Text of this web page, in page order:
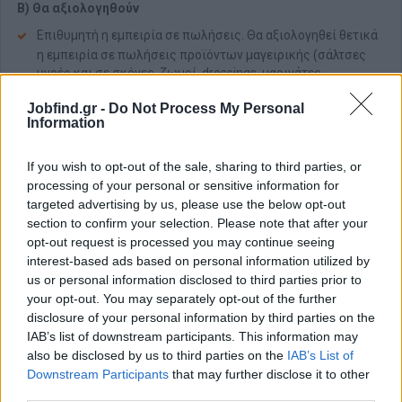
Jobfind.gr - Do Not Process My Personal
Information
If you wish to opt-out of the sale, sharing to third parties, or
processing of your personal or sensitive information for
targeted advertising by us, please use the below opt-out
section to confirm your selection. Please note that after your
opt-out request is processed you may continue seeing
interest-based ads based on personal information utilized by
us or personal information disclosed to third parties prior to
your opt-out. You may separately opt-out of the further
disclosure of your personal information by third parties on the
IAB’s list of downstream participants. This information may
also be disclosed by us to third parties on the IAB’s List of
Downstream Participants that may further disclose it to other
Β) Θα αξιολογηθούν
Επιθυμητή η εμπειρία σε πωλήσεις. Θα αξιολογηθεί θετικά
η εμπειρία σε πωλήσεις προϊόντων μαγειρικής (σάλτσες
υγρές και σε σκόνες, ζωμοί, dressings, μαρινάτες,
Γνώση της παραγωγικής διαδικασίας, και ιδιαίτερα
βιομηχανία επεξεργασίας κρέατος
Επιθυμητή η γνώση πελατολογίου κρεοπωλείων,
εστιατορίων, ξενοδοχείων και καφέ από πώληση άλλων
προϊόντων στην κατηγορία αυτή των επιχειρήσεων στις
Περιφέρειες Θεσσαλίας, Ηπείρου και των Ιονίων Νήσων
Παροχές
Συνεχής εκπαίδευση στην εταιρία από προμηθευτές του
εξωτερικού και σε επισκέψεις σε διεθνείς εκθέσεις
Πλήρες ωράριο
Πενθήμερη εργασία